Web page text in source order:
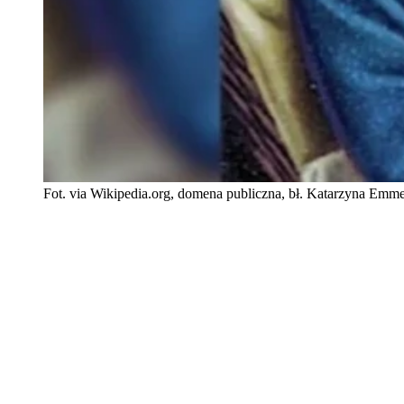
Fot. via Wikipedia.org, domena publiczna, bł. Katarzyna